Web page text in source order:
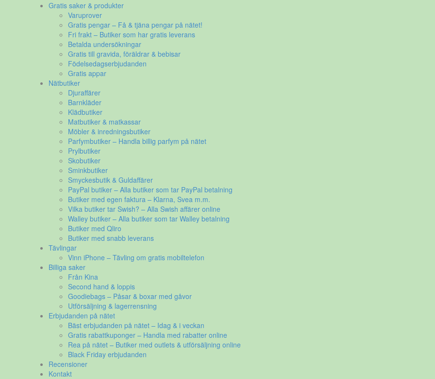
Gratis saker & produkter
Varuprover
Gratis pengar – Få & tjäna pengar på nätet!
Fri frakt – Butiker som har gratis leverans
Betalda undersökningar
Gratis till gravida, föräldrar & bebisar
Födelsedagserbjudanden
Gratis appar
Nätbutiker
Djuraffärer
Barnkläder
Klädbutiker
Matbutiker & matkassar
Möbler & inredningsbutiker
Parfymbutiker – Handla billig parfym på nätet
Prylbutiker
Skobutiker
Sminkbutiker
Smyckesbutik & Guldaffärer
PayPal butiker – Alla butiker som tar PayPal betalning
Butiker med egen faktura – Klarna, Svea m.m.
Vilka butiker tar Swish? – Alla Swish affärer online
Walley butiker – Alla butiker som tar Walley betalning
Butiker med Qliro
Butiker med snabb leverans
Tävlingar
Vinn iPhone – Tävling om gratis mobiltelefon
Billiga saker
Från Kina
Second hand & loppis
Goodiebags – Påsar & boxar med gåvor
Utförsäljning & lagerrensning
Erbjudanden på nätet
Bäst erbjudanden på nätet – Idag & i veckan
Gratis rabattkuponger – Handla med rabatter online
Rea på nätet – Butiker med outlets & utförsäljning online
Black Friday erbjudanden
Recensioner
Kontakt